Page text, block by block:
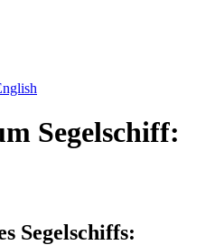
Segelschiff:
Segelschiffs: